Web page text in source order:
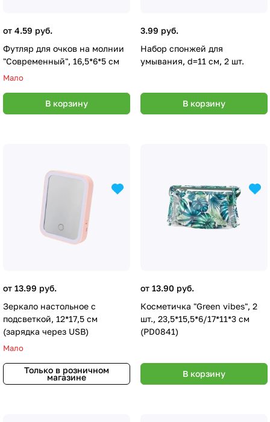
от 4.59 руб.
Футляр для очков на молнии
"Современный", 16,5*6*5 см
Мало
В корзину
3.99 руб.
Набор спонжей для
умывания, d=11 см, 2 шт.
В корзину
от 13.99 руб.
Зеркало настольное с
подсветкой, 12*17,5 см
(зарядка через USB)
Мало
Только в розничном
магазине
от 13.90 руб.
Косметичка "Green vibes", 2
шт., 23,5*15,5*6/17*11*3 см
(PD0841)
В корзину